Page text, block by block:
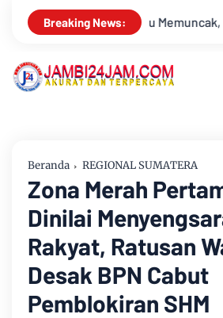
Breaking News:
Batanghari Terus Menyusut,
Beranda REGIONAL SUMATERA
Zona Merah
Dinilai
Rakyat, Ratusan
Desak BPN Cabut
Pemblokiran SHM